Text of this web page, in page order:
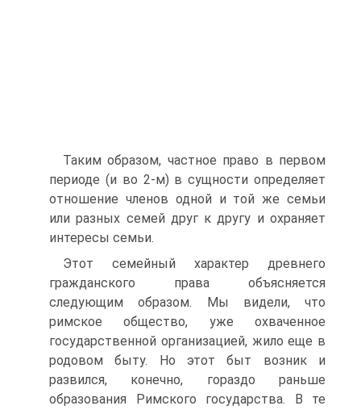
Таким образом, частное право в первом
периоде (и во 2-м) в сущности определяет
отношение членов одной и той же семьи
или разных семей друг к другу и охраняет
интересы семьи.
Этот семейный характер древнего
гражданского права объясняется
следующим образом. Мы видели, что
римское общество, уже охваченное
государственной организацией, жило еще в
родовом быту. Но этот быт возник и
развился, конечно, гораздо раньше
образования Римского государства. В те